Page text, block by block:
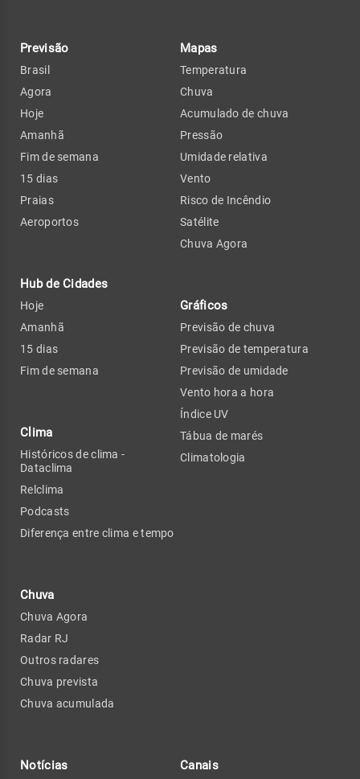
Previsão
Brasil
Agora
Hoje
Amanhã
Fim de semana
15 dias
Praias
Aeroportos
Hub de Cidades
Hoje
Amanhã
15 dias
Fim de semana
Clima
Históricos de clima -
Dataclima
Relclima
Podcasts
Diferença entre clima e tempo
Chuva
Chuva Agora
Radar RJ
Outros radares
Chuva prevista
Chuva acumulada
Mapas
Temperatura
Chuva
Acumulado de chuva
Pressão
Umidade relativa
Vento
Risco de Incêndio
Satélite
Chuva Agora
Gráficos
Previsão de chuva
Previsão de temperatura
Previsão de umidade
Vento hora a hora
Índice UV
Tábua de marés
Climatologia
Notícias Canais